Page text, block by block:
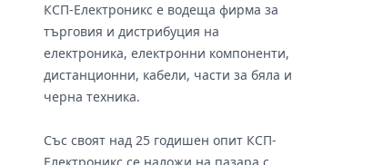
КСП-Електроникс е водеща фирма за
търговия и дистрибуция на
електроника, електронни компоненти,
дистанционни, кабели, части за бяла и
черна техника.
Със своят над 25 годишен опит КСП-